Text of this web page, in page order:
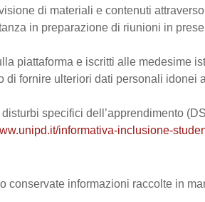
di materiali e contenuti
in preparazione di riunioni in
piattaforma e iscritti alle medesime
di fornire ulteriori dati personali idonei
specifici dell’apprendimento
informativa-inclusione-
conservate informazioni raccolte in